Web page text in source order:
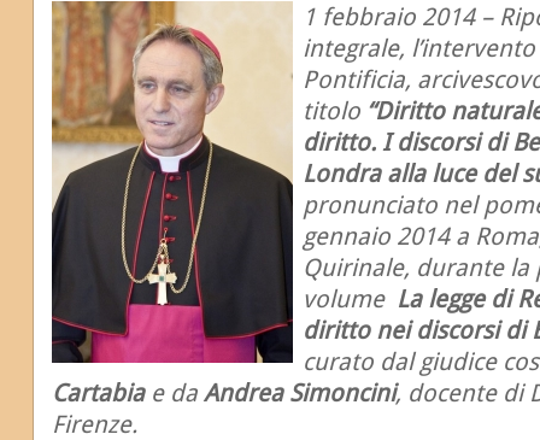
1 febbraio 2014 –
integrale,
Pontificia,
titolo “Diritto
diritto. I discorsi di
Londra alla luce del
pronunciato nel
gennaio 2014 a
Quirinale, durante la
volume La legge di
diritto nei discorsi di
curato dal giudice
Cartabiae da Andrea Simoncini, docente di
Firenze.